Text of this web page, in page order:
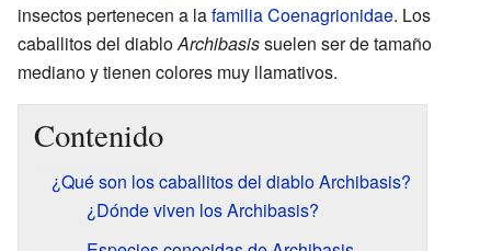
insectos pertenecen a lafamiliaCoenagrionidae. Los
caballitos del diabloArchibasissuelen ser de tamaño
mediano y tienen colores muy llamativos.
Contenido
¿Qué son los caballitos del diablo Archibasis?
¿Dónde viven los Archibasis?